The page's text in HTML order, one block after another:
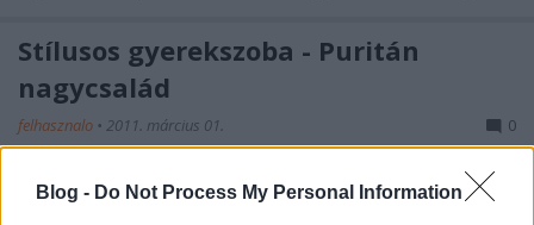
Blog - Do Not Process My Personal Information
Stílusos gyerekszoba - Puritán
nagycsalád
felhasznalo • 2011. március 01. 0
A legtöbb családban egy vagy két gyerek